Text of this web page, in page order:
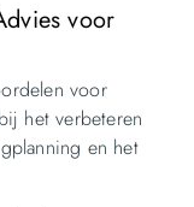
voor
voor
het verbeteren
en het